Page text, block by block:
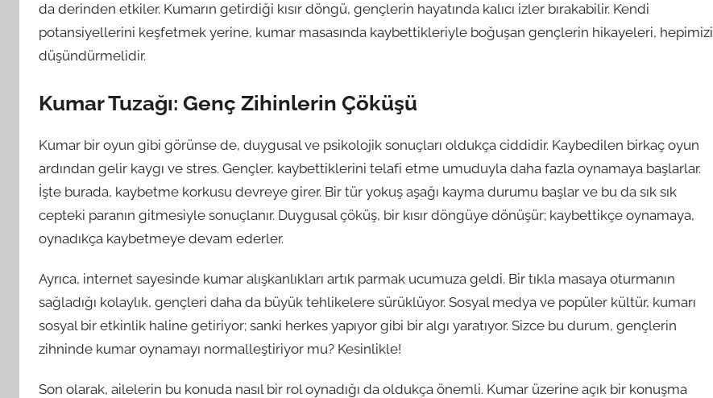
da derinden etkiler. Kumarın getirdiği kısır döngü, gençlerin hayatında kalıcı izler bırakabilir. Kendi
potansiyellerini keşfetmek yerine, kumar masasında kaybettikleriyle boğuşan gençlerin hikayeleri, hepimizi
düşündürmelidir.
Kumar Tuzağı: Genç Zihinlerin Çöküşü
Kumar bir oyun gibi görünse de, duygusal ve psikolojik sonuçları oldukça ciddidir. Kaybedilen birkaç oyun
ardından gelir kaygı ve stres. Gençler, kaybettiklerini telafi etme umuduyla daha fazla oynamaya başlarlar.
İşte burada, kaybetme korkusu devreye girer. Bir tür yokuş aşağı kayma durumu başlar ve bu da sık sık
cepteki paranın gitmesiyle sonuçlanır. Duygusal çöküş, bir kısır döngüye dönüşür; kaybettikçe oynamaya,
oynadıkça kaybetmeye devam ederler.
Ayrıca, internet sayesinde kumar alışkanlıkları artık parmak ucumuza geldi. Bir tıkla masaya oturmanın
sağladığı kolaylık, gençleri daha da büyük tehlikelere sürüklüyor. Sosyal medya ve popüler kültür, kumarı
sosyal bir etkinlik haline getiriyor; sanki herkes yapıyor gibi bir algı yaratıyor. Sizce bu durum, gençlerin
zihninde kumar oynamayı normalleştiriyor mu? Kesinlikle!
Son olarak, ailelerin bu konuda nasıl bir rol oynadığı da oldukça önemli. Kumar üzerine açık bir konuşma